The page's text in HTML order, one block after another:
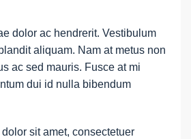
dolor ac hendrerit. Vestibulum
aliquam. Nam at metus non
ac sed mauris. Fusce at mi
dui id nulla bibendum
dolor sit amet, consectetuer